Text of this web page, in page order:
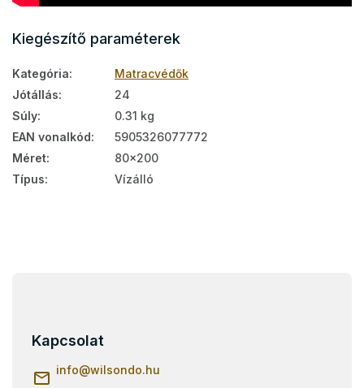
Kiegészítő paraméterek
Kategória:
Matracvédők
Jótállás:
24
Súly:
0.31 kg
EAN vonalkód:
5905326077772
Méret:
80x200
Típus: Vízálló
Kapcsolat
info@wilsondo.hu